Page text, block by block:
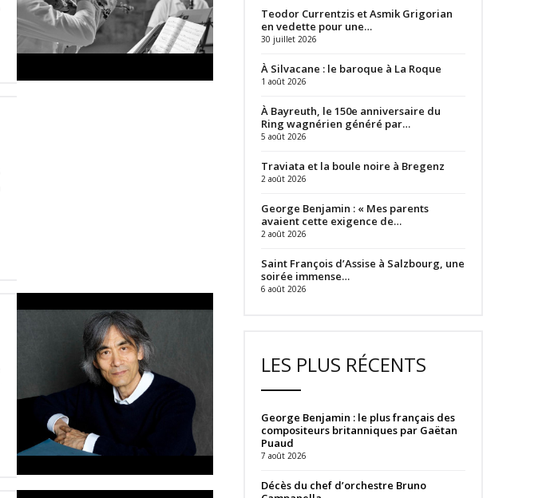
Teodor Currentzis et Asmik Grigorian
en vedette pour une…
30 juillet 2026
À Silvacane : le baroque à La Roque
1 août 2026
À Bayreuth, le 150e anniversaire du
Ring wagnérien généré par…
5 août 2026
Traviata et la boule noire à Bregenz
2 août 2026
George Benjamin : « Mes parents
avaient cette exigence de…
2 août 2026
Saint François d’Assise à Salzbourg, une
soirée immense…
6 août 2026
LES PLUS RÉCENTS
George Benjamin : le plus français des
compositeurs britanniques par Gaëtan
Puaud
7 août 2026
Décès du chef d’orchestre Bruno